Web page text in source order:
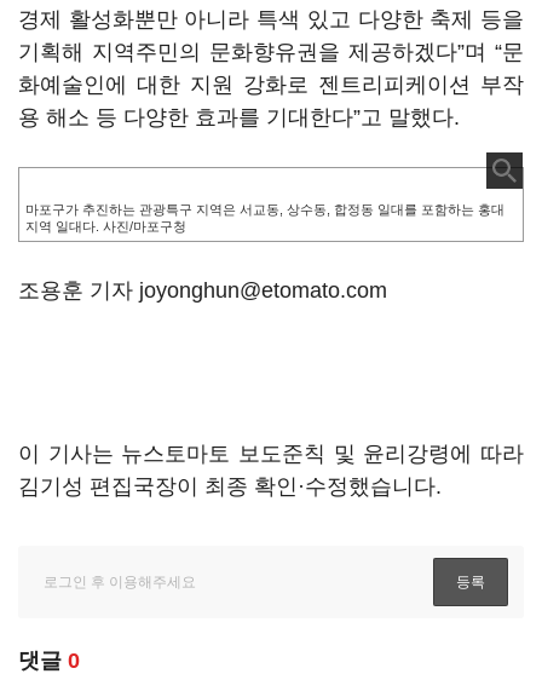
경제 활성화뿐만 아니라 특색 있고 다양한 축제 등을
기획해 지역주민의 문화향유권을 제공하겠다”며 “문
화예술인에 대한 지원 강화로 젠트리피케이션 부작
용 해소 등 다양한 효과를 기대한다”고 말했다.
마포구가 추진하는 관광특구 지역은 서교동, 상수동, 합정동 일대를 포함하는 홍대
지역 일대다. 사진/마포구청
조용훈 기자 joyonghun@etomato.com
이 기사는 뉴스토마토 보도준칙 및 윤리강령에 따라
김기성 편집국장이 최종 확인·수정했습니다.
댓글 0